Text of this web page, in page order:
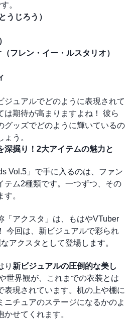
。
うじろう）
フレン・イー・ルスタリオ）
ジュアルでどのように表現されて
は期待が高まりますよね！ 彼ら
グッズでどのように輝いているの
う。
深掘り！2大アイテムの魅力と
Vol.5」で手に入るのは、ファン
テム2種類です。一つずつ、その
。
「アクスタ」は、もはやVTuber
今回は、新ビジュアルで彩られ
アクスタとして登場します。
り 新ビジュアルの圧倒的な美し
世界観が、これまでの衣装とは
表現されています。机の上や棚に
ニチュアのステージになるかのよ
せてくれます。